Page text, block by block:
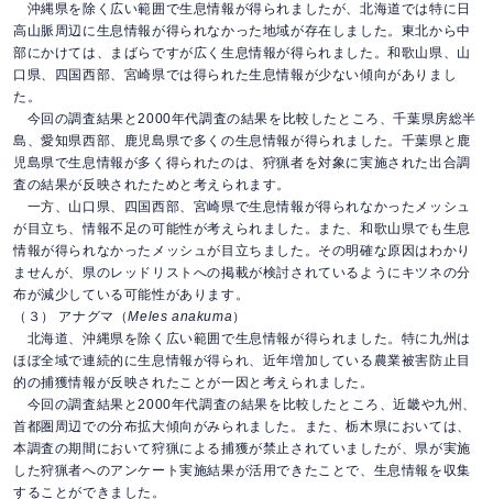
沖縄県を除く広い範囲で生息情報が得られましたが、北海道では特に日
高山脈周辺に生息情報が得られなかった地域が存在しました。東北から中
部にかけては、まばらですが広く生息情報が得られました。和歌山県、山
口県、四国西部、宮崎県では得られた生息情報が少ない傾向がありまし
た。
今回の調査結果と2000年代調査の結果を比較したところ、千葉県房総半
島、愛知県西部、鹿児島県で多くの生息情報が得られました。千葉県と鹿
児島県で生息情報が多く得られたのは、狩猟者を対象に実施された出合調
査の結果が反映されたためと考えられます。
一方、山口県、四国西部、宮崎県で生息情報が得られなかったメッシュ
が目立ち、情報不足の可能性が考えられました。また、和歌山県でも生息
情報が得られなかったメッシュが目立ちました。その明確な原因はわかり
ませんが、県のレッドリストへの掲載が検討されているようにキツネの分
布が減少している可能性があります。
（３） アナグマ（Meles anakuma）
北海道、沖縄県を除く広い範囲で生息情報が得られました。特に九州は
ほぼ全域で連続的に生息情報が得られ、近年増加している農業被害防止目
的の捕獲情報が反映されたことが一因と考えられました。
今回の調査結果と2000年代調査の結果を比較したところ、近畿や九州、
首都圏周辺での分布拡大傾向がみられました。また、栃木県においては、
本調査の期間において狩猟による捕獲が禁止されていましたが、県が実施
した狩猟者へのアンケート実施結果が活用できたことで、生息情報を収集
することができました。